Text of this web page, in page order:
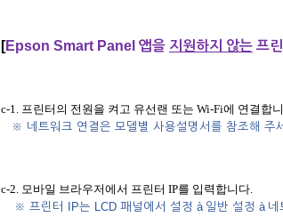
[Epson Smart Panel 앱을 지원하지 않는프린
c-1. 프린터의 전원을 켜고 유선랜 또는 Wi-Fi에 연결합
※ 네트워크 연결은 모델별 사용설명서를 참조해 주
c-2. 모바일 브라우저에서 프린터 IP를 입력합니다.
※ 프린터 IP는 LCD 패널에서 설정 à 일반 설정 à 네